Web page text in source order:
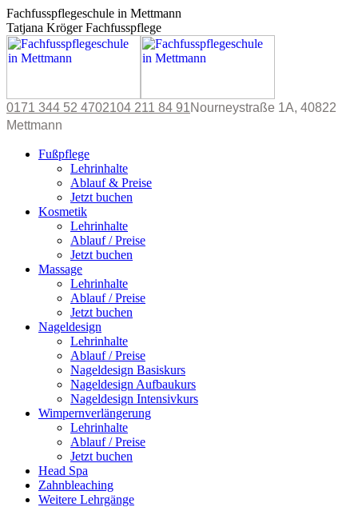
Zum
Inhalt
springen
Fachfusspflegeschule in Mettmann
Tatjana Kröger Fachfusspflege
0171 344 52 4702104 211 84 91Nourneystraße 1A, 40822
Mettmann
page
window
page
window
Fußpflege
Lehrinhalte
Ablauf & Preise
Jetzt buchen
Kosmetik
Lehrinhalte
Ablauf / Preise
Jetzt buchen
Massage
Lehrinhalte
Ablauf / Preise
Jetzt buchen
Nageldesign
Lehrinhalte
Ablauf / Preise
Nageldesign Basiskurs
Nageldesign Aufbaukurs
Nageldesign Intensivkurs
Wimpernverlängerung
Lehrinhalte
Ablauf / Preise
Jetzt buchen
Head Spa
Zahnbleaching
Weitere Lehrgänge